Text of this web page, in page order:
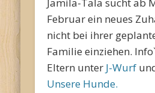
Februar ein neues
nicht bei ihrer
Familie einziehen.
Eltern unter J-Wurf
Unsere Hunde.